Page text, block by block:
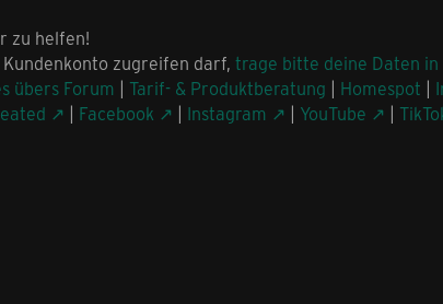
zu helfen!
zugreifen darf, trage bitte deine Daten
übers Forum | Tarif- & Produktberatung | Homespot |
| Facebook | Instagram | YouTube |